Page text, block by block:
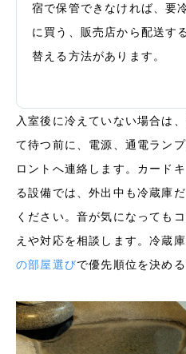
宿で保管できなければ、要
に買う、販売店から配送す
替える方法があります。
入室後に冷えていない場合は
て待つ前に、電源、通電ラン
ロントへ連絡します。カード
る設備では、外出中も冷蔵庫
ください。音が気になっても
えや対応を相談します。冷蔵
の部屋選びで優先順位を決め